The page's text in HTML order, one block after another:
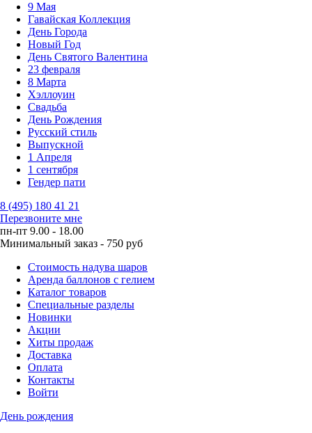
9 Мая
Гавайская Коллекция
День Города
Новый Год
День Святого Валентина
23 февраля
8 Марта
Хэллоуин
Свадьба
День Рождения
Русский стиль
Выпускной
1 Апреля
1 сентября
Гендер пати
8 (495) 180 41 21
Перезвоните мне
пн-пт 9.00 - 18.00
Минимальный заказ - 750 руб
Стоимость надува шаров
Аренда баллонов с гелием
Каталог товаров
Специальные разделы
Новинки
Акции
Хиты продаж
Доставка
Оплата
Контакты
Войти
День рождения